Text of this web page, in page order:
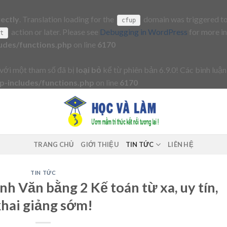
. Translation loading for the cfup
domain was triggered
action or later. Please see Debugging in WordPress for more
functions.php on line 6170
một tham số đã bị loại bỏ kể từ phiên bản 6.9.0! Các bình
includes/functions.php on line 6170
TRANG CHỦ GIỚI THIỆU TIN TỨC LIÊN HỆ
TIN TỨC
Văn bằng 2 Kế toán từ xa, uy tín,
giảng sớm!